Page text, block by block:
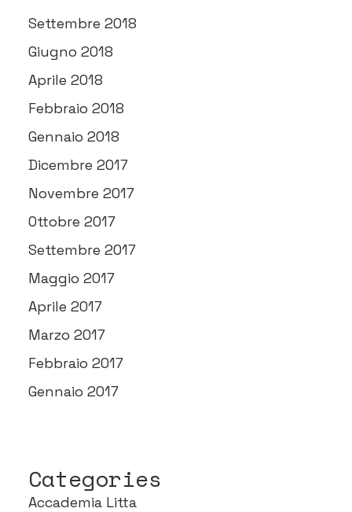
Settembre 2018
Giugno 2018
Aprile 2018
Febbraio 2018
Gennaio 2018
Dicembre 2017
Novembre 2017
Ottobre 2017
Settembre 2017
Maggio 2017
Aprile 2017
Marzo 2017
Febbraio 2017
Gennaio 2017
Categories
Accademia Litta